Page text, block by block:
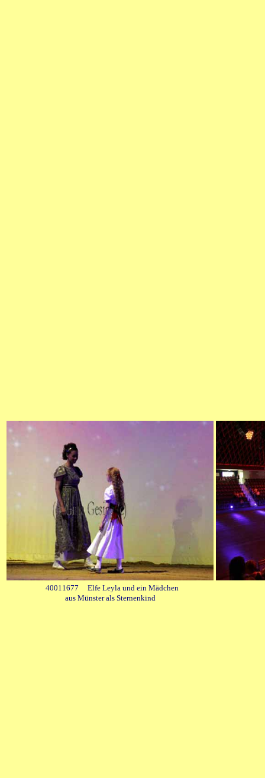
40011677 Elfe Leyla und ein Mädchen
aus Münster als Sternenkind